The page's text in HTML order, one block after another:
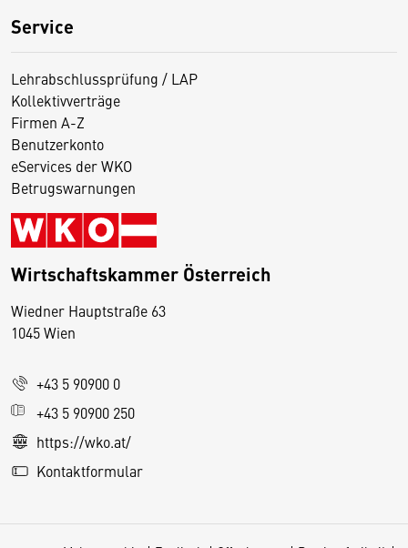
Service
Lehrabschlussprüfung / LAP
Kollektivverträge
Firmen A-Z
Benutzerkonto
eServices der WKO
Betrugswarnungen
Wirtschaftskammer Österreich
Wiedner Hauptstraße 63
1045 Wien
+43 5 90900 0
+43 5 90900 250
https://wko.at/
Kontaktformular
D
s
e
S
e